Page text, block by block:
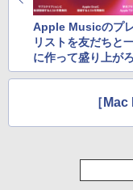
ラ
￥
見
￥
￥
Apple Musicのプ
リストを友だちと
に作って盛り上がろ
う！
［